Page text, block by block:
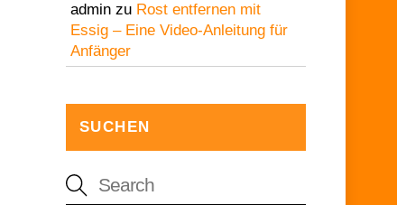
adminzu Rost entfernen mit
Essig – Eine Video-Anleitung für
Anfänger
SUCHEN